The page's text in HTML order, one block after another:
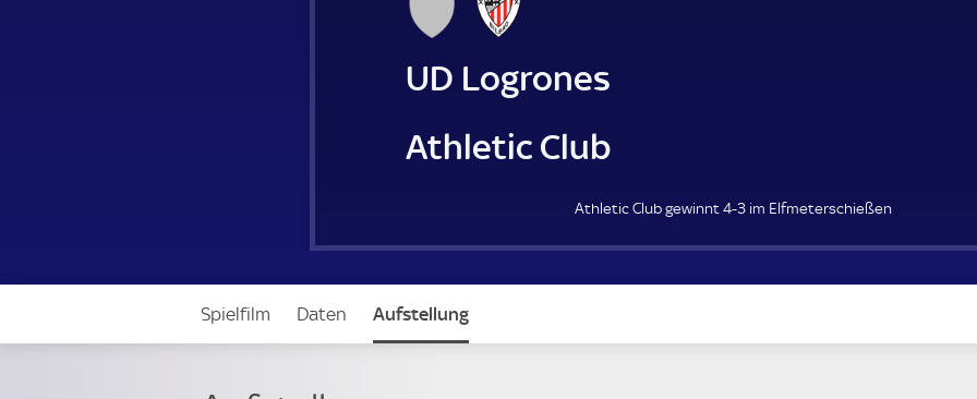
UD Logrones
Athletic Club
Athletic Club gewinnt 4-3 im Elfmeterschießen
Spielfilm Daten Aufstellung